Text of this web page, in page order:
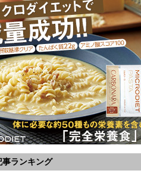
事ランキング